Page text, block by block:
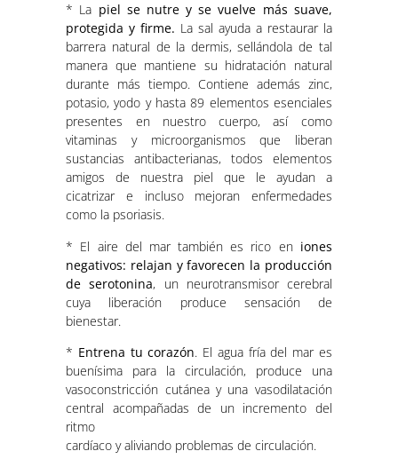
* La piel se nutre y se vuelve más suave,
protegida y firme. La sal ayuda a restaurar la
barrera natural de la dermis, sellándola de tal
manera que mantiene su hidratación natural
durante más tiempo. Contiene además zinc,
potasio, yodo y hasta 89 elementos esenciales
presentes en nuestro cuerpo, así como
vitaminas y microorganismos que liberan
sustancias antibacterianas, todos elementos
amigos de nuestra piel que le ayudan a
cicatrizar e incluso mejoran enfermedades
como la psoriasis.
* El aire del mar también es rico eniones
negativos: relajan y favorecen la producción
de serotonina, un neurotransmisor cerebral
cuya liberación produce sensación de
bienestar.
* Entrena tu corazón. El agua fría del mar es
buenísima para la circulación, produce una
vasoconstricción cutánea y una vasodilatación
central acompañadas de un incremento del
ritmo
cardíaco y aliviando problemas de circulación.